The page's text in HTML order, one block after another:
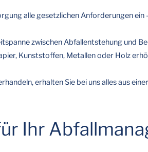
alle gesetzlichen Anforderungen
zwischen Abfallentstehung und
Kunststoffen, Metallen oder Holz
erhalten Sie bei uns alles aus
Ihr